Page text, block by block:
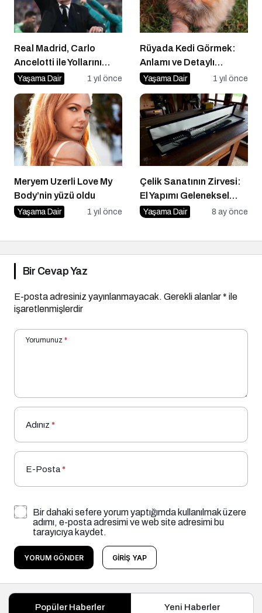
Real Madrid, Carlo
Ancelotti ile Yollarını
Ayırdı
Yaşama Dair 1 yıl önce
Rüyada Kedi Görmek:
Anlamı ve Detaylı
Yorumu
Yaşama Dair 1 yıl önce
Meryem Uzerli Love My
Body’nin yüzü oldu
Yaşama Dair 1 yıl önce
Çelik Sanatının Zirvesi:
El Yapımı Geleneksel
Modeller
Yaşama Dair 8 ay önce
Bir Cevap Yaz
E-posta adresiniz yayınlanmayacak. Gerekli alanlar* ile
işaretlenmişlerdir
Yorumunuz *
Adınız *
E-Posta*
Bir dahaki sefere yorum yaptığımda kullanılmak üzere
adımı, e-posta adresimi ve web site adresimi bu
tarayıcıya kaydet.
YORUM GÖNDER GIRIŞ YAP
Popüler Haberler Yeni Haberler